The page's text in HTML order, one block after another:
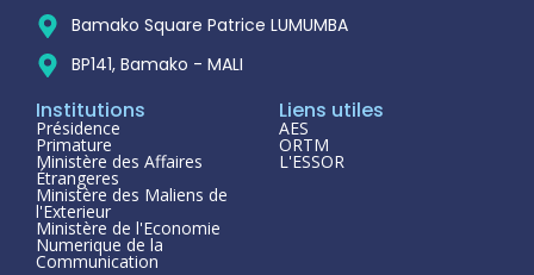
Bamako Square Patrice LUMUMBA
BP141, Bamako - MALI
Institutions
Présidence
Primature
Ministère des Affaires
Étrangeres
Ministère des Maliens de
l'Exterieur
Ministère de l'Economie
Numerique de la
Communication
Liens utiles
AES
ORTM
L'ESSOR